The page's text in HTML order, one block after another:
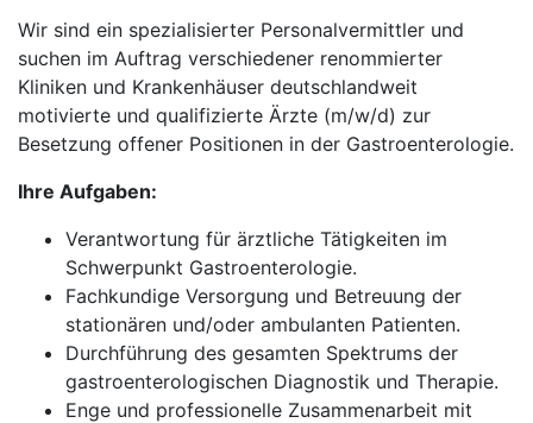
Wir sind ein spezialisierter Personalvermittler und
suchen im Auftrag verschiedener renommierter
Kliniken und Krankenhäuser deutschlandweit
motivierte und qualifizierte Ärzte (m/w/d) zur
Besetzung offener Positionen in der Gastroenterologie.
Ihre Aufgaben:
Verantwortung für ärztliche Tätigkeiten im
Schwerpunkt Gastroenterologie.
Fachkundige Versorgung und Betreuung der
stationären und/oder ambulanten Patienten.
Durchführung des gesamten Spektrums der
gastroenterologischen Diagnostik und Therapie.
Enge und professionelle Zusammenarbeit mit